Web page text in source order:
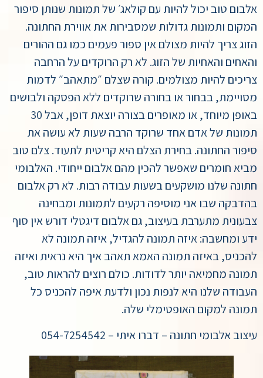
אלבום טוב יכול להיות עם קולאג׳ של תמונות שנותן סיפור
המקום ותמונות גדולות שמסבירות את אווירת החתונה.
הזוג צריך להיות מצולם אין ספור פעמים כמו גם ההורים
והאחים והאחיות של הזוג. לא רק הרוקדים על הרחבה
צריכים להיות מצולמים. קורה שצלם ״מתאהב״ לדמות
מסויימת, בבחור או בחורה שרוקדים ללא הפסקה ולבושים
באופן מיוחד, או מאופרים בצורה יוצאת דופן, אבל 30
תמונות של אדם אחד שרוקד הרבה שעות לא עושה את
סיפור החתונה. בחירת הצלם היא קריטית לתעוד. צלם טוב
מביא חומרים שאפשר להכין מהם אלבום ייחודי. האלבומי
חתונה שלנו מושקעים בשעות עבודה רבות. לא רק אלבום
בהדבקה שבו אני מוסיפה רקעים לתמונות ומבחינה
צבעונית מתערבת בעיצוב, גם אלבום דיגטלי דורש אין סוף
ידע ומחשבה: איזה תמונה להגדיל, איזה תמונה לא
להכניס, באיזה תמונה האמא תאהב איך היא נראית ואיזה
תמונה מחמיאה יותר לדודות. כולם רוצים להראות טוב,
העבודה שלנו היא לנפות נכון ולדעת איפה להכניס כל
תמונה למקום האופטימלי שלה.
עיצוב אלבומי חתונה – דברו איתי – 054-7254542